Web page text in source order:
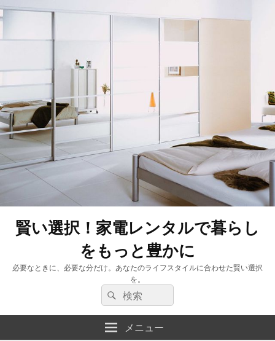
賢い選択！家電レンタルで暮らし
をもっと豊かに
必要なときに、必要な分だけ。あなたのライフスタイルに合わせた賢い選択
を。
検
索:
検
索
メニュー